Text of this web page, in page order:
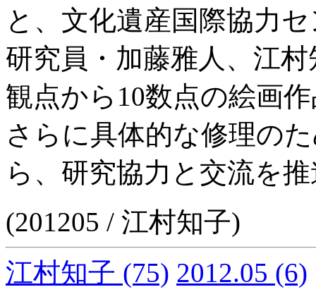
と、文化遺産国際協力
研究員・加藤雅人、江
観点から10数点の絵画
さらに具体的な修理の
ら、研究協力と交流を
(201205 / 江村知子)
江村知子 (75) 2012.05 (6)